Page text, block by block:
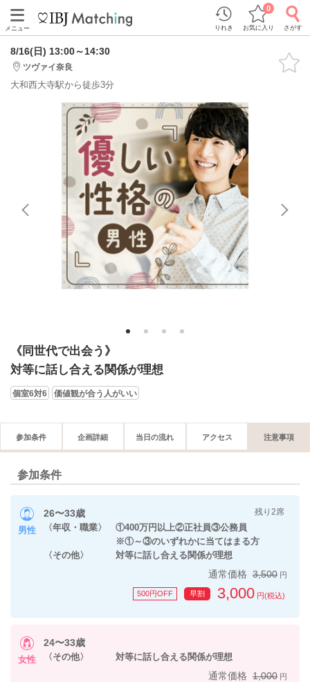
メニュー りれき お気に入り
0
さがす
8/16(日) 13:00～14:30
ツヴァイ奈良
大和西大寺駅から徒歩3分
1 2 3 4
《同世代で出会う》
対等に話し合える関係が理想
個室6対6 価値観が合う人がいい
参加条件 企画詳細 当日の流れ アクセス 注意事項
参加条件
男性
残り2席
26〜33歳
〈年収・職業〉 ①400万円以上②正社員③公務員
※①～③のいずれかに当てはまる方
〈その他〉 対等に話し合える関係が理想
通常価格 3,500 円
500円OFF 早割 3,000 円(税込)
女性
24〜33歳
〈その他〉 対等に話し合える関係が理想
通常価格 1,000 円